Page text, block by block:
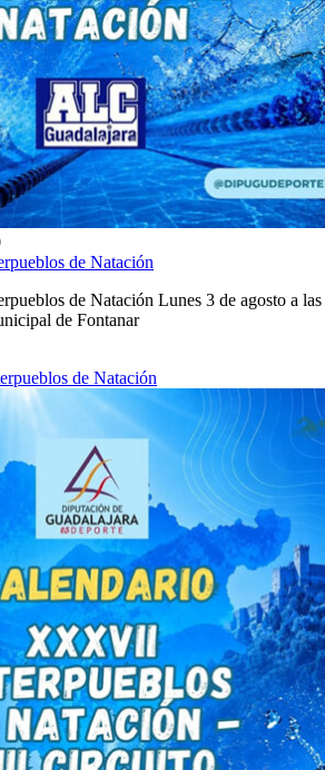
de Natación
de Natación Lunes 3 de agosto a las
de Fontanar
de Natación